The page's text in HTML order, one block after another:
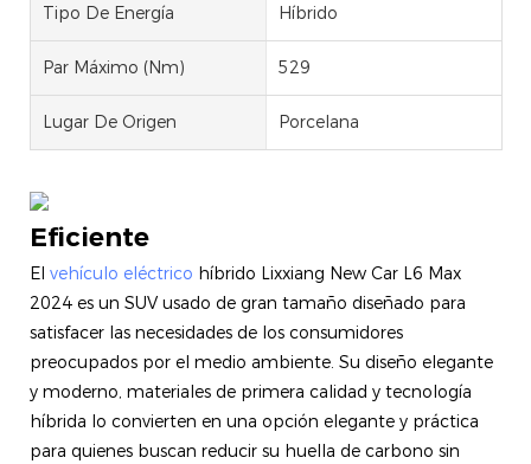
Tipo De Energía Híbrido
Par Máximo (Nm) 529
Lugar De Origen Porcelana
Eficiente
El vehículo eléctrico híbrido Lixxiang New Car L6 Max
2024 es un SUV usado de gran tamaño diseñado para
satisfacer las necesidades de los consumidores
preocupados por el medio ambiente. Su diseño elegante
y moderno, materiales de primera calidad y tecnología
híbrida lo convierten en una opción elegante y práctica
para quienes buscan reducir su huella de carbono sin